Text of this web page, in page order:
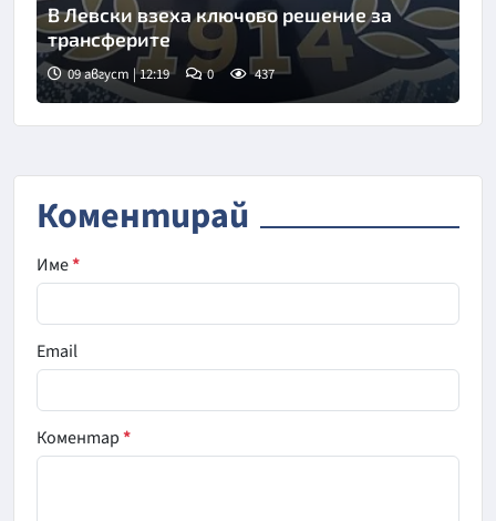
Снимка: БГНЕС
В Левски взеха ключово решение за
трансферите
09 август | 12:19 0 437
Коментирай
Име*
Email
Коментар*